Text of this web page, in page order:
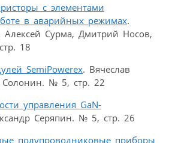
с элементами
в аварийных режимах.
Сурма, Дмитрий Носов,
18
SemiPowerex. Вячеслав
Солонин. № 5, стр. 22
управления GaN-
Серяпин. № 5, стр. 26
полупроводниковые приборы